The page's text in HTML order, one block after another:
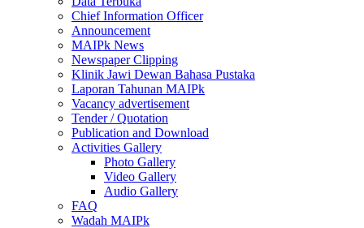
Chief Information Officer
Announcement
MAIPk News
Newspaper Clipping
Klinik Jawi Dewan Bahasa Pustaka
Laporan Tahunan MAIPk
Vacancy advertisement
Tender / Quotation
Publication and Download
Activities Gallery
Photo Gallery
Video Gallery
Audio Gallery
FAQ
Wadah MAIPk